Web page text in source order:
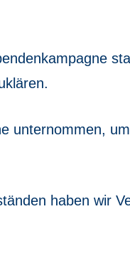
unternommen,
haben wir